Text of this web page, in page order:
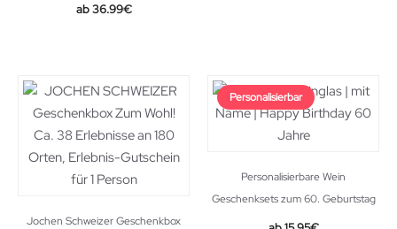
36.99€
Jochen Schweizer Geschenkbox
Personalisierbar
Personalisierbare Wein
Geschenksets zum 60. Geburtstag